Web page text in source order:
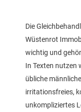
Die
Wüstenrot
wichtig und
In Texten nutzen
übliche
irritationsfreies,
unkompliziertes